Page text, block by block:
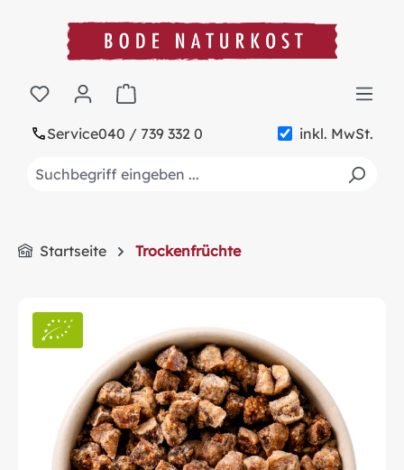
springen
Service040 / 739 332 0 inkl. MwSt.
Warenkorb enthält 0 Positionen. Der
Startseite Trockenfrüchte
Bildergalerie überspringen